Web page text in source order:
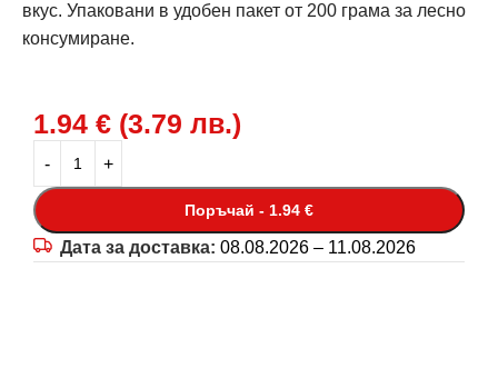
вкус. Упаковани в удобен пакет от 200 грама за лесно
консумиране.
1.94 € (3.79 лв.)
Поръчай - 1.94 €
Дата за доставка: 08.08.2026 – 11.08.2026